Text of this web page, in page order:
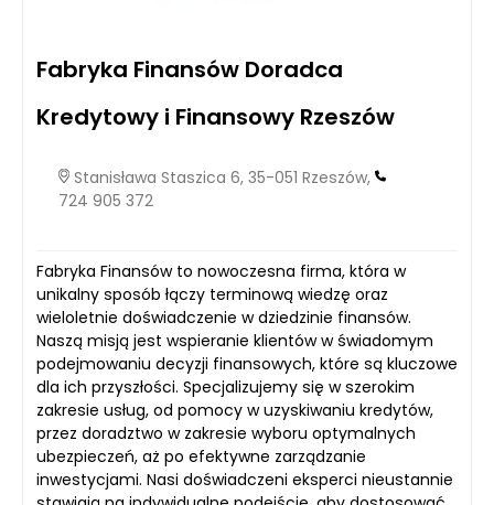
Fabryka Finansów Doradca
Kredytowy i Finansowy Rzeszów
Stanisława Staszica 6, 35-051 Rzeszów,
724 905 372
Fabryka Finansów to nowoczesna firma, która w
unikalny sposób łączy terminową wiedzę oraz
wieloletnie doświadczenie w dziedzinie finansów.
Naszą misją jest wspieranie klientów w świadomym
podejmowaniu decyzji finansowych, które są kluczowe
dla ich przyszłości. Specjalizujemy się w szerokim
zakresie usług, od pomocy w uzyskiwaniu kredytów,
przez doradztwo w zakresie wyboru optymalnych
ubezpieczeń, aż po efektywne zarządzanie
inwestycjami. Nasi doświadczeni eksperci nieustannie